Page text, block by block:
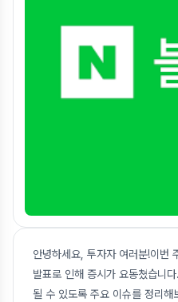
안녕하세요, 투자자 여러분!이번
발표로 인해 증시가 요동쳤습니
될 수 있도록 주요 이슈를 정리